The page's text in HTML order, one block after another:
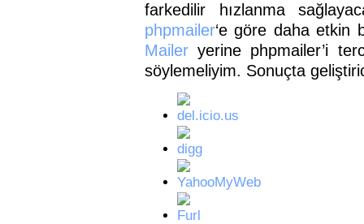
farkedilir hızlanma
phpmailer‘e göre daha etkin
Maileryerine phpmailer’i
söylemeliyim. Sonuçta